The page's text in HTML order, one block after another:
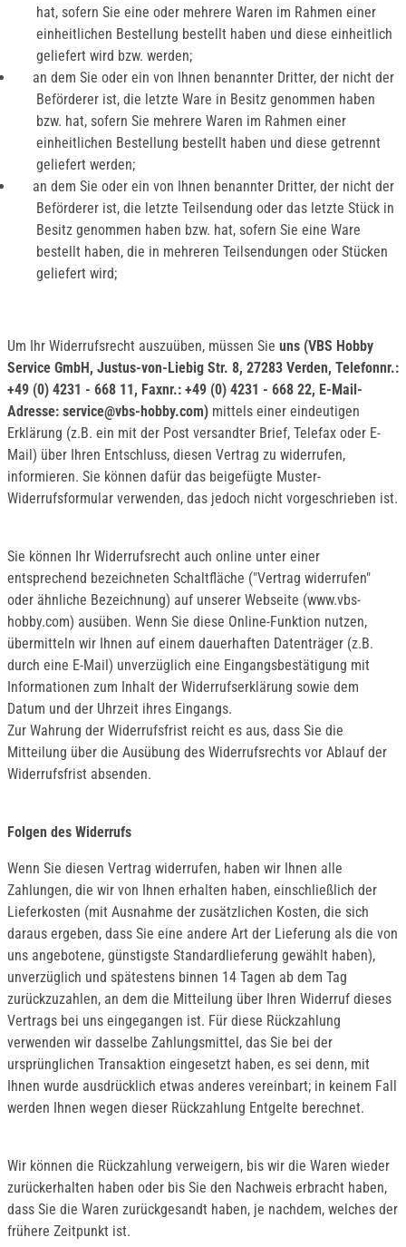
hat, sofern Sie eine oder mehrere Waren im Rahmen einer
einheitlichen Bestellung bestellt haben und diese einheitlich
geliefert wird bzw. werden;
an dem Sie oder ein von Ihnen benannter Dritter, der nicht der
Beförderer ist, die letzte Ware in Besitz genommen haben
bzw. hat, sofern Sie mehrere Waren im Rahmen einer
einheitlichen Bestellung bestellt haben und diese getrennt
geliefert werden;
an dem Sie oder ein von Ihnen benannter Dritter, der nicht der
Beförderer ist, die letzte Teilsendung oder das letzte Stück in
Besitz genommen haben bzw. hat, sofern Sie eine Ware
bestellt haben, die in mehreren Teilsendungen oder Stücken
geliefert wird;
Um Ihr Widerrufsrecht auszuüben, müssen Sie uns (VBS Hobby
Service GmbH, Justus-von-Liebig Str. 8, 27283 Verden, Telefonnr.:
+49 (0) 4231 - 668 11, Faxnr.: +49 (0) 4231 - 668 22, E-Mail-
Adresse: service@vbs-hobby.com) mittels einer eindeutigen
Erklärung (z.B. ein mit der Post versandter Brief, Telefax oder E-
Mail) über Ihren Entschluss, diesen Vertrag zu widerrufen,
informieren. Sie können dafür das beigefügte Muster-
Widerrufsformular verwenden, das jedoch nicht vorgeschrieben ist.
Sie können Ihr Widerrufsrecht auch online unter einer
entsprechend bezeichneten Schaltfläche ("Vertrag widerrufen"
oder ähnliche Bezeichnung) auf unserer Webseite (www.vbs-
hobby.com) ausüben. Wenn Sie diese Online-Funktion nutzen,
übermitteln wir Ihnen auf einem dauerhaften Datenträger (z.B.
durch eine E-Mail) unverzüglich eine Eingangsbestätigung mit
Informationen zum Inhalt der Widerrufserklärung sowie dem
Datum und der Uhrzeit ihres Eingangs.
Zur Wahrung der Widerrufsfrist reicht es aus, dass Sie die
Mitteilung über die Ausübung des Widerrufsrechts vor Ablauf der
Widerrufsfrist absenden.
Folgen des Widerrufs
Wenn Sie diesen Vertrag widerrufen, haben wir Ihnen alle
Zahlungen, die wir von Ihnen erhalten haben, einschließlich der
Lieferkosten (mit Ausnahme der zusätzlichen Kosten, die sich
daraus ergeben, dass Sie eine andere Art der Lieferung als die von
uns angebotene, günstigste Standardlieferung gewählt haben),
unverzüglich und spätestens binnen 14 Tagen ab dem Tag
zurückzuzahlen, an dem die Mitteilung über Ihren Widerruf dieses
Vertrags bei uns eingegangen ist. Für diese Rückzahlung
verwenden wir dasselbe Zahlungsmittel, das Sie bei der
ursprünglichen Transaktion eingesetzt haben, es sei denn, mit
Ihnen wurde ausdrücklich etwas anderes vereinbart; in keinem Fall
werden Ihnen wegen dieser Rückzahlung Entgelte berechnet.
Wir können die Rückzahlung verweigern, bis wir die Waren wieder
zurückerhalten haben oder bis Sie den Nachweis erbracht haben,
dass Sie die Waren zurückgesandt haben, je nachdem, welches der
frühere Zeitpunkt ist.